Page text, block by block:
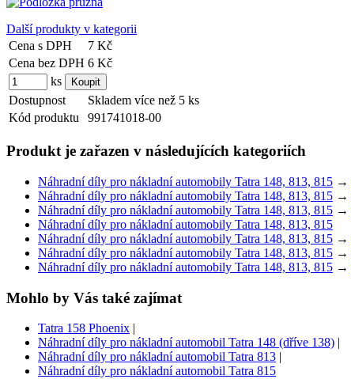
Další produkty v kategorii
Cena s DPH
7 Kč
Cena bez DPH 6 Kč
ks
Dostupnost
Skladem více než 5 ks
Kód produktu
991741018-00
Produkt je zařazen v následujících kategoriích
Náhradní díly pro nákladní automobily Tatra 148, 813, 815 →
Náhradní díly pro nákladní automobily Tatra 148, 813, 815 →
Náhradní díly pro nákladní automobily Tatra 148, 813, 815 →
Náhradní díly pro nákladní automobily Tatra 148, 813, 815
Náhradní díly pro nákladní automobily Tatra 148, 813, 815 →
Náhradní díly pro nákladní automobily Tatra 148, 813, 815 →
Náhradní díly pro nákladní automobily Tatra 148, 813, 815 →
Mohlo by Vás také zajímat
Tatra 158 Phoenix |
Náhradní díly pro nákladní automobil Tatra 148 (dříve 138) |
Náhradní díly pro nákladní automobil Tatra 813 |
Náhradní díly pro nákladní automobil Tatra 815